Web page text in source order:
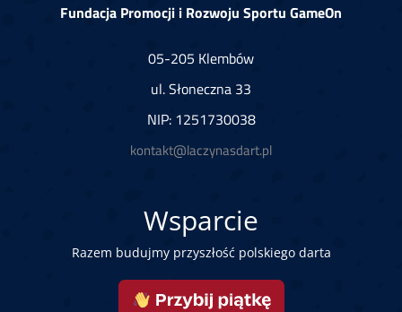
Fundacja Promocji i Rozwoju Sportu GameOn
05-205 Klembów
ul. Słoneczna 33
NIP: 1251730038
kontakt@laczynasdart.pl
Wsparcie
Razem budujmy przyszłość polskiego darta